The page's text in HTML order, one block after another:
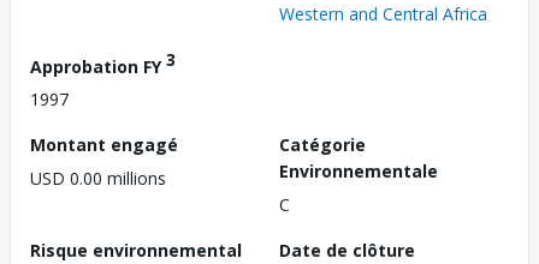
Western and Central Africa
Approbation FY3
1997
Montant engagé
USD 0.00 millions
Catégorie
Environnementale
C
Risque environnemental
Date de clôture